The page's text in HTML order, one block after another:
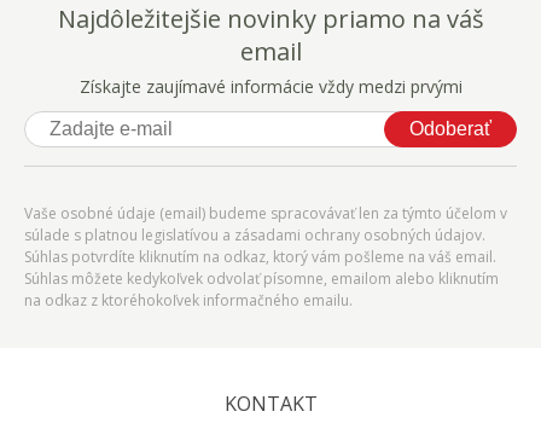
Najdôležitejšie novinky priamo na váš
email
Získajte zaujímavé informácie vždy medzi prvými
Odoberať
Vaše osobné údaje (email) budeme spracovávať len za týmto účelom v
súlade s platnou legislatívou a zásadami ochrany osobných údajov.
Súhlas potvrdíte kliknutím na odkaz, ktorý vám pošleme na váš email.
Súhlas môžete kedykoľvek odvolať písomne, emailom alebo kliknutím
na odkaz z ktoréhokoľvek informačného emailu.
KONTAKT